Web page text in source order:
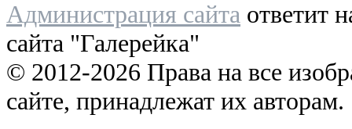
Администрация сайта ответит
сайта "Галерейка"
© 2012-2026 Права на все
сайте, принадлежат их авторам.